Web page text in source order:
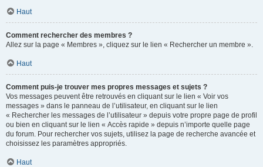
Haut
Comment rechercher des membres ?
Allez sur la page « Membres », cliquez sur le lien « Rechercher un membre ».
Haut
Comment puis-je trouver mes propres messages et sujets ?
Vos messages peuvent être retrouvés en cliquant sur le lien « Voir vos
messages » dans le panneau de l’utilisateur, en cliquant sur le lien
« Rechercher les messages de l’utilisateur » depuis votre propre page de profil
ou bien en cliquant sur le lien « Accès rapide » depuis n’importe quelle page
du forum. Pour rechercher vos sujets, utilisez la page de recherche avancée et
choisissez les paramètres appropriés.
Haut